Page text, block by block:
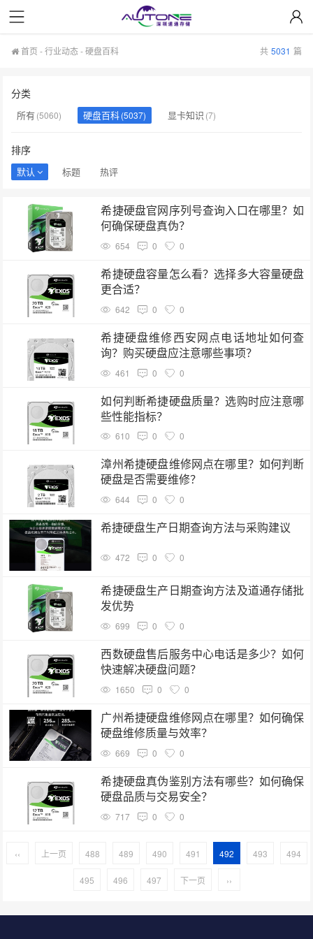
首页 -行业动态-硬盘百科 共 5031 篇
分类
所有(5060) 硬盘百科(5037) 显卡知识 (7)
排序
默认 标题 热评
希捷硬盘官网序列号查询入口在哪里？如
何确保硬盘真伪？
654 0 0
希捷硬盘容量怎么看？选择多大容量硬盘
更合适？
642 0 0
希捷硬盘维修西安网点电话地址如何查
询？购买硬盘应注意哪些事项？
461 0 0
如何判断希捷硬盘质量？选购时应注意哪
些性能指标？
610 0 0
漳州希捷硬盘维修网点在哪里？如何判断
硬盘是否需要维修？
644 0 0
希捷硬盘生产日期查询方法与采购建议
472 0 0
希捷硬盘生产日期查询方法及道通存储批
发优势
699 0 0
西数硬盘售后服务中心电话是多少？如何
快速解决硬盘问题？
1650 0 0
广州希捷硬盘维修网点在哪里？如何确保
硬盘维修质量与效率？
669 0 0
希捷硬盘真伪鉴别方法有哪些？如何确保
硬盘品质与交易安全？
717 0 0
‹‹ 上一页 488 489 490 491 492 493 494
495 496 497 下一页 ››